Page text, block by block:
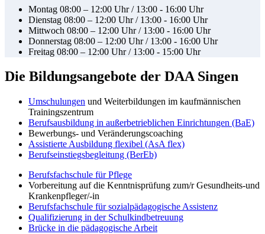
Montag 08:00 – 12:00 Uhr / 13:00 - 16:00 Uhr
Dienstag 08:00 – 12:00 Uhr / 13:00 - 16:00 Uhr
Mittwoch 08:00 – 12:00 Uhr / 13:00 - 16:00 Uhr
Donnerstag 08:00 – 12:00 Uhr / 13:00 - 16:00 Uhr
Freitag 08:00 – 12:00 Uhr / 13:00 - 15:00 Uhr
Die Bildungsangebote der DAA Singen
Umschulungen und Weiterbildungen im kaufmännischen
Trainingszentrum
Berufsausbildung in außerbetrieblichen Einrichtungen (BaE)
Bewerbungs- und Veränderungscoaching
Assistierte Ausbildung flexibel (AsA flex)
Berufseinstiegsbegleitung (BerEb)
Berufsfachschule für Pflege
Vorbereitung auf die Kenntnisprüfung zum/r Gesundheits-und
Krankenpfleger/-in
Berufsfachschule für sozialpädagogische Assistenz
Qualifizierung in der Schulkindbetreuung
Brücke in die pädagogische Arbeit